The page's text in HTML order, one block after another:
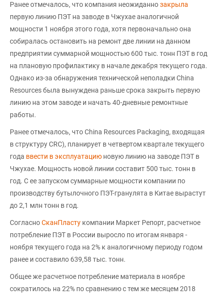
Ранее отмечалось, что компания неожиданнозакрыла
первую линию ПЭТ на заводе в Чжухае аналогичной
мощности 1 ноября этого года, хотя первоначально она
собиралась остановить на ремонт две линии на данном
предприятии суммарной мощностью 600 тыс. тонн ПЭТ в год
на плановую профилактику в начале декабря текущего года.
Однако из-за обнаружения технической неполадки China
Resources была вынуждена раньше срока закрыть первую
линию на этом заводе и начать 40-дневные ремонтные
работы.
Ранее отмечалось, что China Resources Packaging, входящая
в структуру CRC), планирует в четвертом квартале текущего
года ввести в эксплуатацию новую линию на заводе ПЭТ в
Чжухае. Мощность новой линии составит 500 тыс. тонн в
год. С ее запуском суммарные мощности компании по
производству бутылочного ПЭТ-гранулята в Китае вырастут
до 2,1 млн тонн в год.
СогласноСканПласту компании Маркет Репорт, расчетное
потребление ПЭТ в России выросло по итогам января -
ноября текущего года на 2% к аналогичному периоду годом
ранее и составило 639,58 тыс. тонн.
Общее же расчетное потребление материала в ноябре
сократилось на 22% по сравнению с тем же месяцем 2018